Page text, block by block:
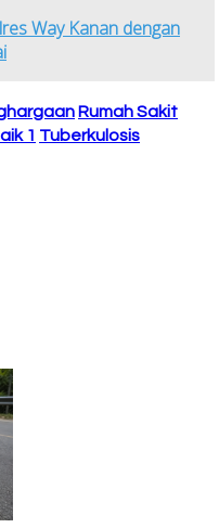
Way Kanan dengan
Rumah Sakit
1 Tuberkulosis